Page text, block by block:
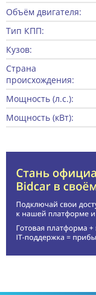
Объём двигателя:
Тип КПП:
Кузов:
Страна
происхождения:
Мощность (л.с.):
Мощность (кВт):